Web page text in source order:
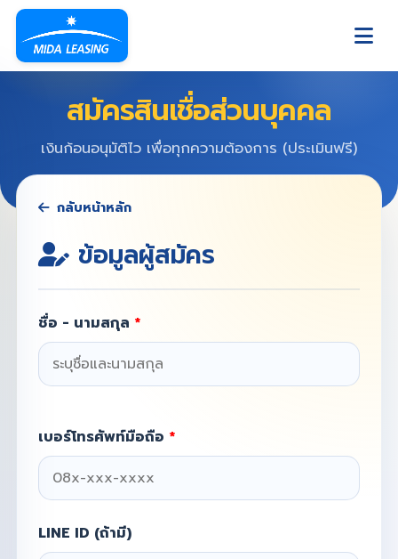
สมัครสินเชื่อส่วนบุคคล
เงินก้อนอนุมัติไว เพื่อทุกความต้องการ (ประเมินฟรี)
กลับหน้าหลัก
ข้อมูลผู้สมัคร
ชื่อ - นามสกุล *
เบอร์โทรศัพท์มือถือ *
LINE ID (ถ้ามี)